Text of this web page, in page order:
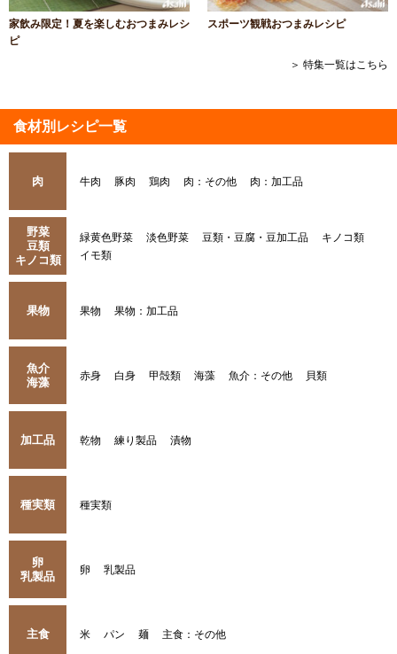
家飲み限定！夏を楽しむおつまみレシ
ピ
スポーツ観戦おつまみレシピ
＞ 特集一覧はこちら
食材別レシピ一覧
肉 牛肉 豚肉 鶏肉 肉：その他 肉：加工品
野菜
豆類
キノコ類
緑黄色野菜 淡色野菜 豆類・豆腐・豆加工品
キノコ類
イモ類
果物 果物 果物：加工品
魚介
海藻
赤身 白身 甲殻類 海藻 魚介：その他 貝類
加工品 乾物 練り製品 漬物
種実類 種実類
卵
乳製品
卵 乳製品
主食 米 パン 麺 主食：その他